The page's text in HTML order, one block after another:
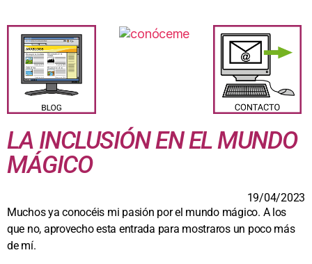
LA INCLUSIÓN EN EL MUNDO
MÁGICO
19/04/2023
Muchos ya conocéis mi pasión por el mundo mágico. A los
que no, aprovecho esta entrada para mostraros un poco más
de mí.